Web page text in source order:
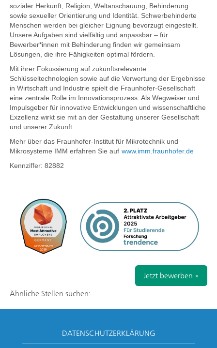
sozialer Herkunft, Religion, Weltanschauung, Behinderung
sowie sexueller Orientierung und Identität. Schwerbehinderte
Menschen werden bei gleicher Eignung bevorzugt eingestellt.
Unsere Aufgaben sind vielfältig und anpassbar – für
Bewerber*innen mit Behinderung finden wir gemeinsam
Lösungen, die ihre Fähigkeiten optimal fördern.
Mit ihrer Fokussierung auf zukunftsrelevante
Schlüsseltechnologien sowie auf die Verwertung der Ergebnisse
in Wirtschaft und Industrie spielt die Fraunhofer-Gesellschaft
eine zentrale Rolle im Innovationsprozess. Als Wegweiser und
Impulsgeber für innovative Entwicklungen und wissenschaftliche
Exzellenz wirkt sie mit an der Gestaltung unserer Gesellschaft
und unserer Zukunft.
Mehr über das Fraunhofer-Institut für Mikrotechnik und
Mikrosysteme IMM erfahren Sie auf www.imm.fraunhofer.de
Kennziffer: 82882
Jetzt bewerben »
Ähnliche Stellen suchen:
DATENSCHUTZERKLÄRUNG